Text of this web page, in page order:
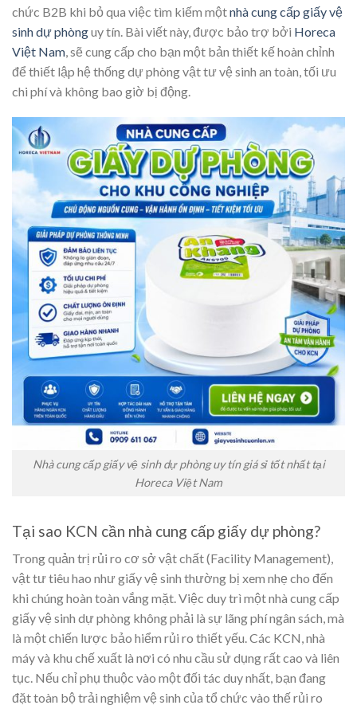
chức B2B khi bỏ qua việc tìm kiếm mộtnhà cung cấp giấy vệ
sinh dự phònguy tín. Bài viết này, được bảo trợ bởi Horeca
Việt Nam , sẽ cung cấp cho bạn một bản thiết kế hoàn chỉnh
để thiết lập hệ thống dự phòng vật tư vệ sinh an toàn, tối ưu
chi phí và không bao giờ bị động.
Nhà cung cấp giấy vệ sinh dự phòng uy tín giá sỉ tốt nhất tại
Horeca Việt Nam
Tại sao KCN cần nhà cung cấp giấy dự phòng?
Trong quản trị rủi ro cơ sở vật chất (Facility Management),
vật tư tiêu hao như giấy vệ sinh thường bị xem nhẹ cho đến
khi chúng hoàn toàn vắng mặt. Việc duy trì một nhà cung cấp
giấy vệ sinh dự phòng không phải là sự lãng phí ngân sách, mà
là một chiến lược bảo hiểm rủi ro thiết yếu. Các KCN, nhà
máy và khu chế xuất là nơi có nhu cầu sử dụng rất cao và liên
tục. Nếu chỉ phụ thuộc vào một đối tác duy nhất, bạn đang
đặt toàn bộ trải nghiệm vệ sinh của tổ chức vào thế rủi ro